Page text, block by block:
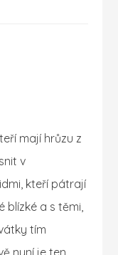
mají hrůzu z
v
kteří pátrají
blízké a s těmi,
tím